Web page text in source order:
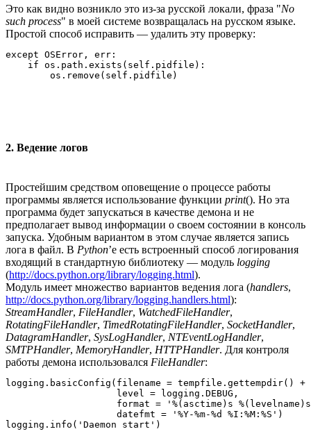
Это как видно возникло это из-за русской локали, фраза "No
such process" в моей системе возвращалась на русском языке.
Простой способ исправить — удалить эту проверку:
except OSError, err:
    if os.path.exists(self.pidfile):
2. Ведение логов
Простейшим средством оповещение о процессе работы
программы является использование функции print(). Но эта
программа будет запускаться в качестве демона и не
предполагает вывод информации о своем состоянии в консоль
запуска. Удобным вариантом в этом случае является запись
лога в файл. В Python’е есть встроенный способ логирования
входящий в стандартную библиотеку — модуль logging
(http://docs.python.org/library/logging.html).
Модуль имеет множество вариантов ведения лога (handlers,
http://docs.python.org/library/logging.handlers.html):
StreamHandler, FileHandler, WatchedFileHandler,
RotatingFileHandler, TimedRotatingFileHandler, SocketHandler,
DatagramHandler, SysLogHandler, NTEventLogHandler,
SMTPHandler, MemoryHandler, HTTPHandler. Для контроля
работы демона использовался FileHandler:
logging.basicConfig(filename = tempfile.gettempdir()
                    level = logging.DEBUG,
format = '%(asctime)s
                    datefmt = '%Y-%m-%d %I:%M:%S')